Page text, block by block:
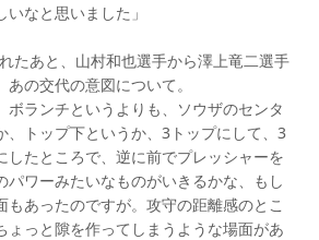
なと思いました」
たあと、山村和也選手から澤上竜二選手
の交代の意図について。
ボランチというよりも、ソウザのセンタ
、トップ下というか、3トップにして、3
したところで、逆に前でプレッシャーを
パワーみたいなものがいきるかな、もし
もあったのですが。攻守の距離感のとこ
ょっと隙を作ってしまうような場面があ